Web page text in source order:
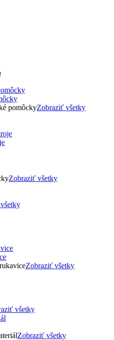
pomôckyZobraziť všetky
Zobraziť všetky
Zobraziť všetky
všetky
Zobraziť všetky